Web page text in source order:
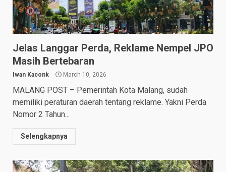
Jelas Langgar Perda, Reklame Nempel JPO
Masih Bertebaran
Iwan Kaconk March 10, 2026
MALANG POST – Pemerintah Kota Malang, sudah
memiliki peraturan daerah tentang reklame. Yakni Perda
Nomor 2 Tahun...
Selengkapnya